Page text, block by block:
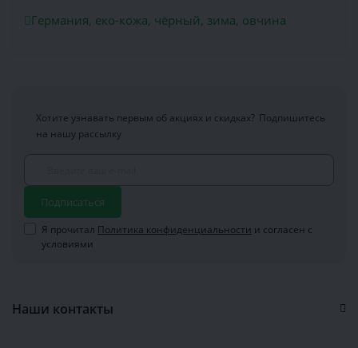
Германия, еко-кожа, чёрный, зима, овчина
Хотите узнавать первым об акциях и скидках? Подпишитесь
на нашу рассылку
Подписаться
Я прочитал Политика конфиденциальности и согласен с
условиями
Наши контакты